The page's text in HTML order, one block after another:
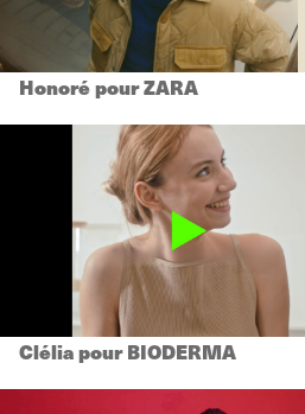
Honoré pour ZARA
Clélia pour BIODERMA